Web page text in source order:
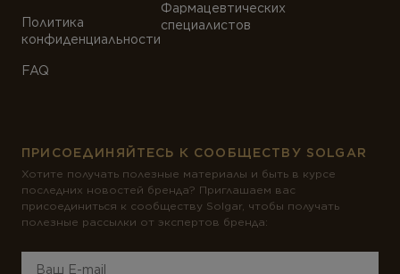
Белок и аминокислоты
Ферменты
Вегетарианство и веганство
ЛИНЕЙКИ ПРОДУКТОВ
Серия для детей
Политика
конфиденциальности
FAQ
Фармацевтических
специалистов
ПРИСОЕДИНЯЙТЕСЬ К СООБЩЕСТВУ SOLGAR
Хотите получать полезные материалы и быть в курсе
последних новостей бренда? Приглашаем вас
присоединиться к сообществу Solgar, чтобы получать
полезные рассылки от экспертов бренда: